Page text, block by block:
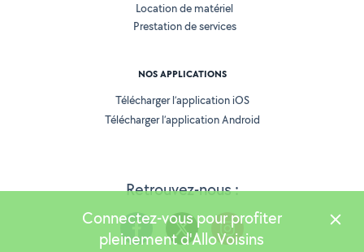
Retrouvez-nous :
Location de matériel
Prestation de services
NOS APPLICATIONS
Télécharger l’application iOS
Télécharger l’application Android
Connectez-vous pour profiter
pleinement d'AlloVoisins